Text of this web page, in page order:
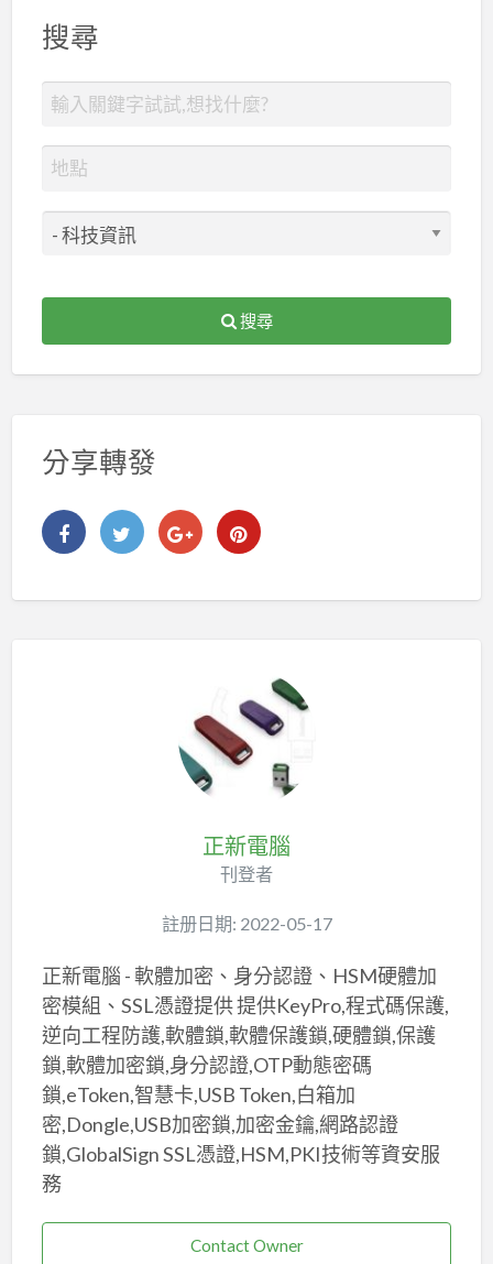
搜尋
搜尋
分享轉發
正新電腦
刊登者
註册日期: 2022-05-17
正新電腦 - 軟體加密、身分認證、HSM硬體加
密模組、SSL憑證提供 提供KeyPro,程式碼保護,
逆向工程防護,軟體鎖,軟體保護鎖,硬體鎖,保護
鎖,軟體加密鎖,身分認證,OTP動態密碼
鎖,eToken,智慧卡,USB Token,白箱加
密,Dongle,USB加密鎖,加密金鑰,網路認證
鎖,GlobalSign SSL憑證,HSM,PKI技術等資安服
務
Contact Owner